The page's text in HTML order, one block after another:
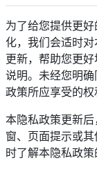
为了给您提供更
化，我们会适时
更新，帮助您更
说明。未经您明
政策所应享受的权
本隐私政策更新
窗、页面提示或
时了解本隐私政策